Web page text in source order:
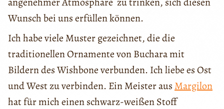
Wunsch bei uns erfüllen können.
Ich habe viele Muster gezeichnet, die die
traditionellen Ornamente von Buchara mit
Bildern des Wishbone verbunden. Ich liebe es Ost
und West zu verbinden. Ein Meister aus Margilon
hat für mich einen schwarz-weißen Stoff